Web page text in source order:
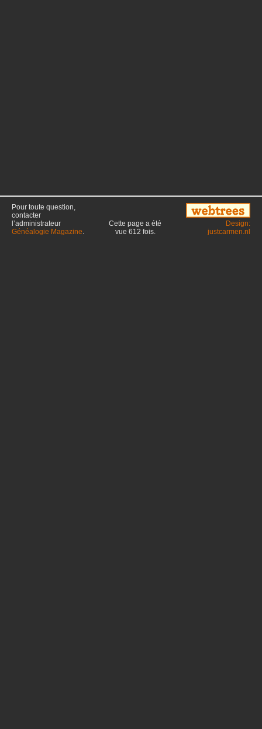
Pour toute question,
contacter
l’administrateur
Généalogie Magazine.
Cette page a été
vue 612 fois.
Design:
justcarmen.nl